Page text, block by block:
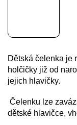
Dětská čelenka je
holčičky již od
jejich hlavičky.
Čelenku lze
dětské hlavičce,